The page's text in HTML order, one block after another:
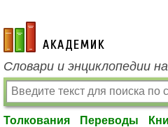
academic.ru
Словари и энциклопедии
Толкования Переводы